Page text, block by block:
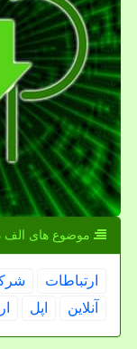
موضوع های الف
ارتباطات
آنلاین
اپل